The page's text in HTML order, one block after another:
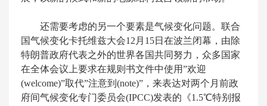
还需要考虑的另一个要素是气候变化问题。联合
国气候变化卡托维兹大会12月15日在波兰闭幕，由除
特朗普政府代表之外的世界各国共同努力，众多国家
在全体会议上要求在规则书文件中使用”欢迎
(welcome)”取代”注意到(note)”，来表达对两个月前政
府间气候变化专门委员会(IPCC)发表的《1.5℃特别报